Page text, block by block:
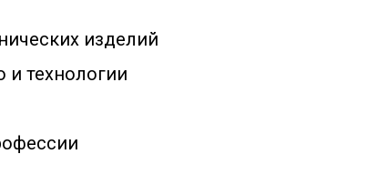
изделий
и технологии